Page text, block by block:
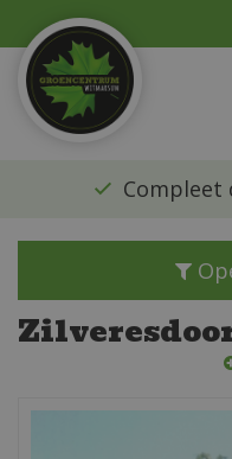
a
​Compleet